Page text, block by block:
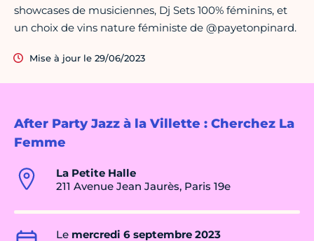
After Party Jazz à la Villette : Cherchez La
Femme
La Petite Halle
211 Avenue Jean Jaurès, Paris 19e
Le mercredi 6 septembre 2023
showcases de musiciennes, Dj Sets 100% féminins, et
un choix de vins nature féministe de @payetonpinard.
Mise à jour le 29/06/2023